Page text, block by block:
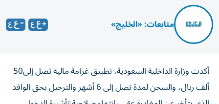
متابعات: «الخليج»
أكدت وزارة الداخلية السعودية، تطبيق غرامة مالية تصل إلى50
ألف ريال، والسجن لمدة تصل إلى 6 أشهر والترحيل بحق الوافد